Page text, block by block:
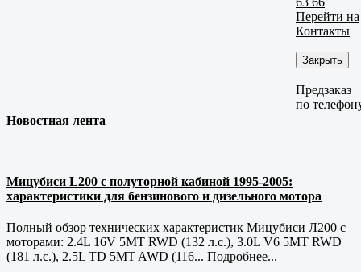
Перейти на
Контакты
Закрыть
Предзаказ
по
Новостная лента
Мицубиси L200 с полуторной кабиной 1995-2005:
характеристики для бензинового и дизельного мотора
Полный обзор технических характеристик Мицубиси Л200 с
моторами: 2.4L 16V 5MT RWD (132 л.с.), 3.0L V6 5MT RWD
(181 л.с.), 2.5L TD 5MT AWD (116... Подробнее...